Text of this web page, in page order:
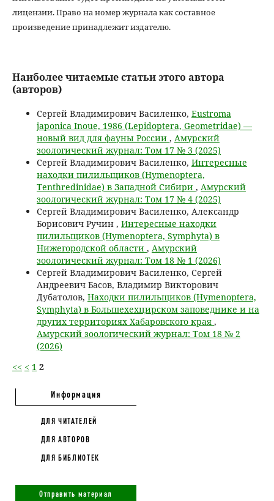
лицензии. Право на номер журнала как составное
произведение принадлежит издателю.
Наиболее читаемые статьи этого автора
(авторов)
Сергей Владимирович Василенко, Eustroma
japonica Inoue, 1986 (Lepidoptera, Geometridae) —
новый вид для фауны России , Амурский
зоологический журнал: Том 17 № 3 (2025)
Сергей Владимирович Василенко, Интересные
находки пилильщиков (Hymenoptera,
Tenthredinidae) в Западной Сибири , Амурский
зоологический журнал: Том 17 № 4 (2025)
Сергей Владимирович Василенко, Александр
Борисович Ручин , Интересные находки
пилильщиков (Hymenoptera, Symphyta) в
Нижегородской области , Амурский
зоологический журнал: Том 18 № 1 (2026)
Сергей Владимирович Василенко, Сергей
Андреевич Басов, Владимир Викторович
Дубатолов, Находки пилильщиков (Hymenoptera,
Symphyta) в Большехехцирском заповеднике и на
других территориях Хабаровского края ,
Амурский зоологический журнал: Том 18 № 2
(2026)
<< < 1 2
Информация
ДЛЯ ЧИТАТЕЛЕЙ
ДЛЯ АВТОРОВ
ДЛЯ БИБЛИОТЕК
Отправить материал